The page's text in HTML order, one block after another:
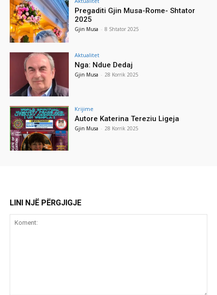
Pregaditi Gjin Musa-Rome- Shtator
2025
Gjin Musa - 8 Shtator 2025
Aktualitet
Nga: Ndue Dedaj
Gjin Musa - 28 Korrik 2025
Krijime
Autore Katerina Tereziu Ligeja
Gjin Musa - 28 Korrik 2025
LINI NJË PËRGJIGJE